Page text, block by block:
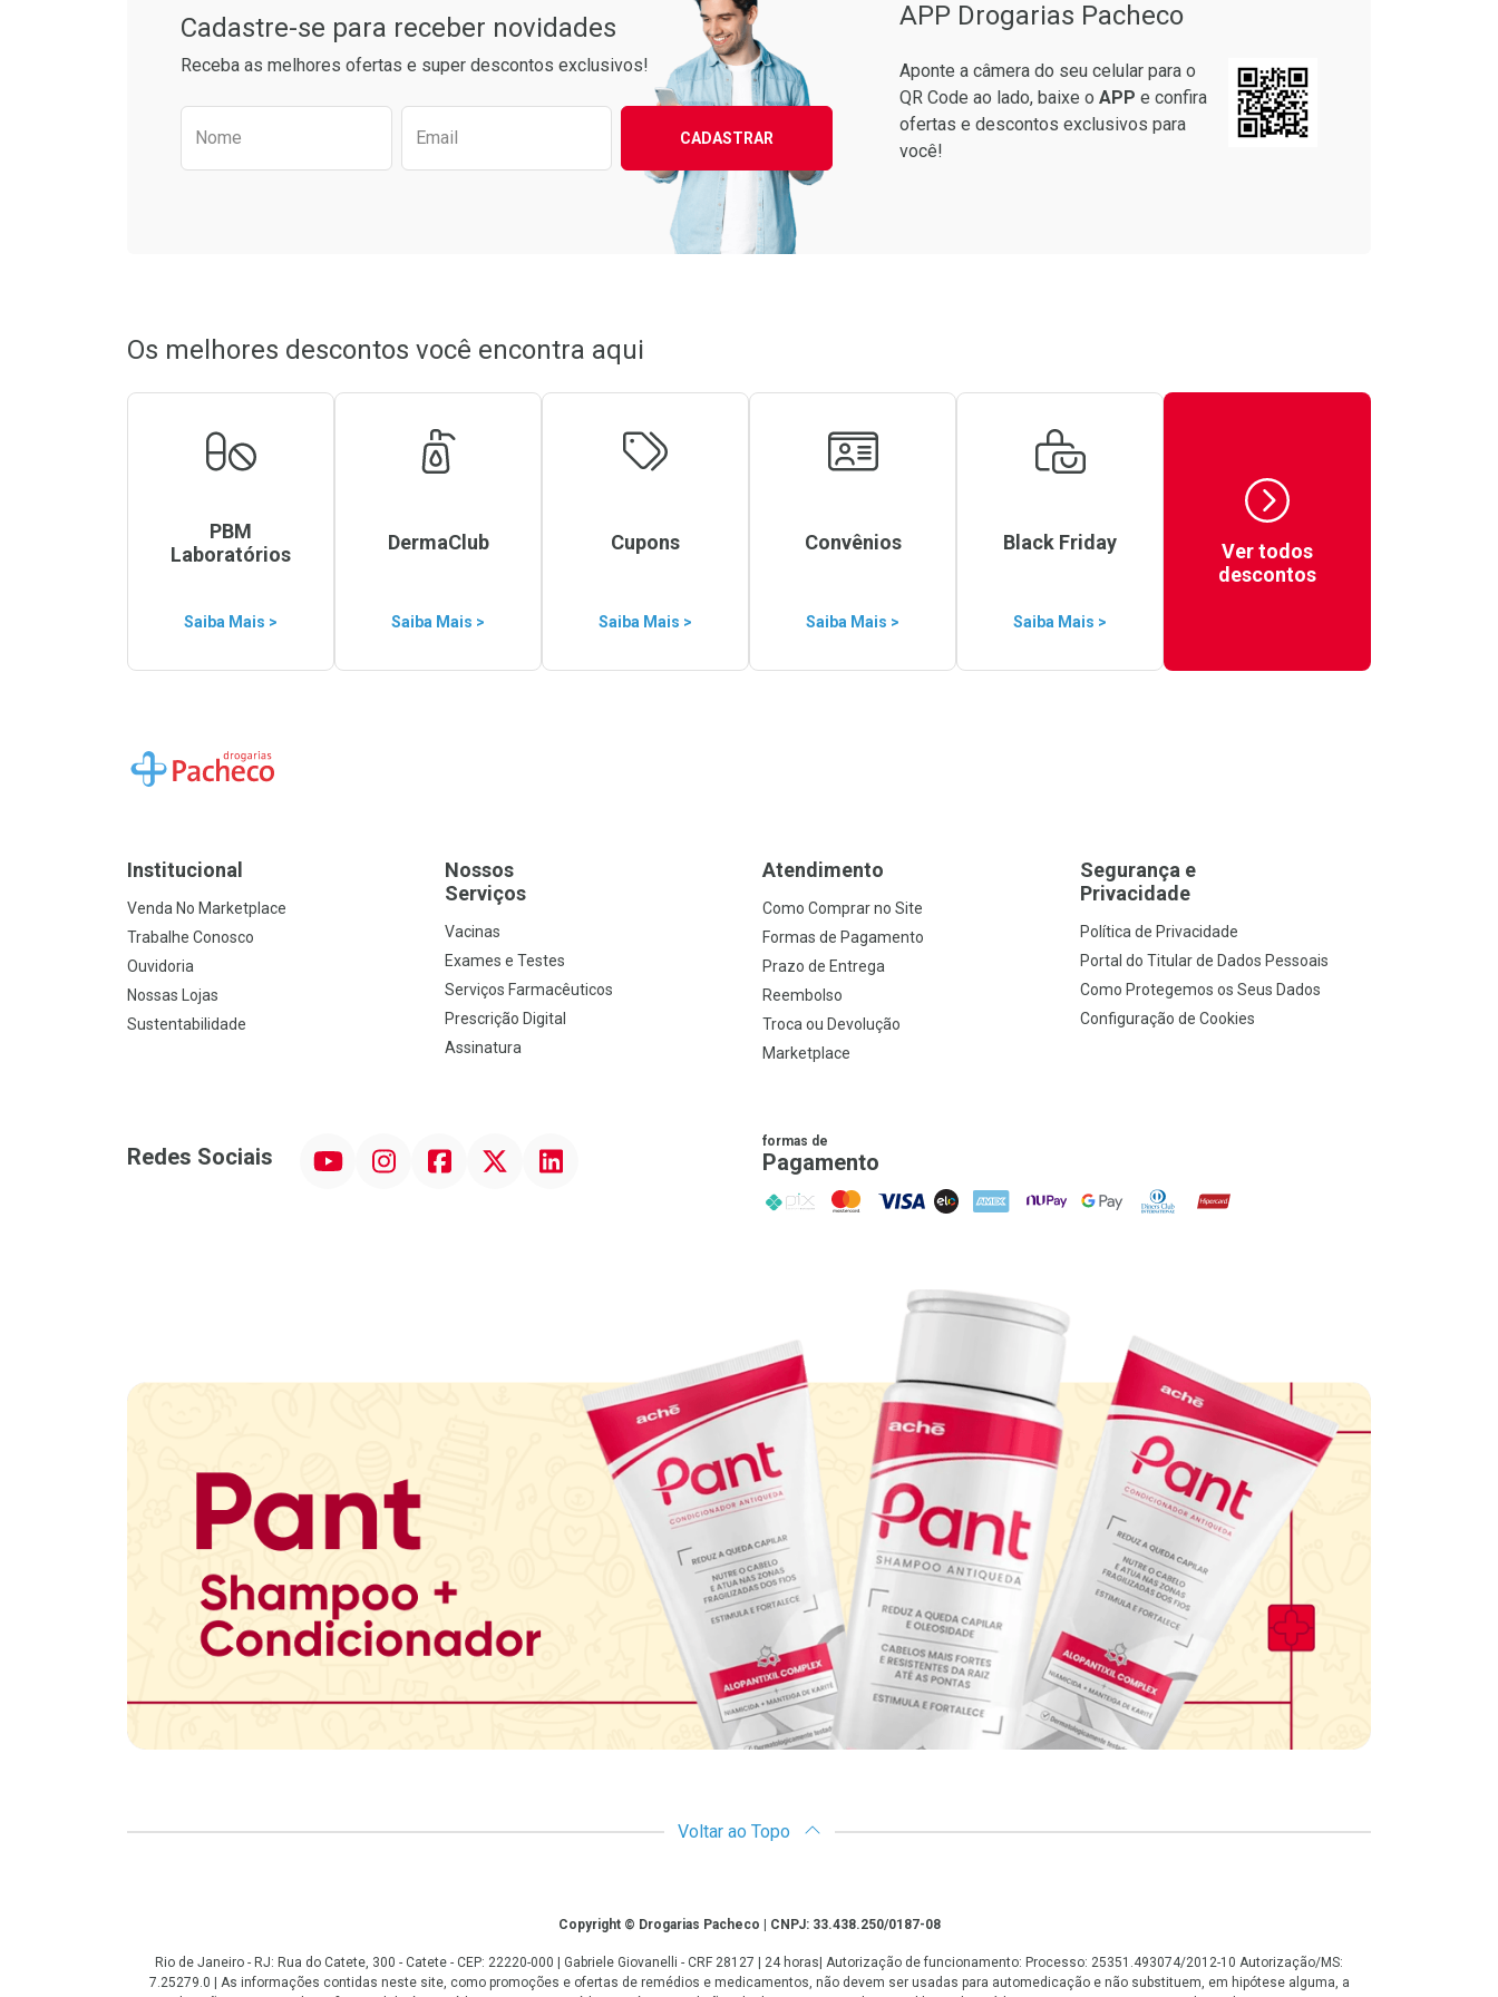
Ver Desconto Convênio Ver Desconto Convênio
Cadastre-se para receber novidades
Receba as melhores ofertas e super descontos exclusivos!
Preencha o formulário abaixo para receber as melhores ofertas:
Nome Email CADASTRAR
APP Drogarias Pacheco
Aponte a câmera do seu celular para o
QR Code ao lado, baixe o APP e confira
ofertas e descontos exclusivos para
você!
Os melhores descontos você encontra aqui
PBM
Laboratórios
Saiba Mais >
DermaClub
Saiba Mais >
Cupons
Saiba Mais >
Convênios
Saiba Mais >
Black Friday
Saiba Mais >
Ver todos
descontos
Ir para a Home
Institucional
Venda No Marketplace
Trabalhe Conosco
Ouvidoria
Nossas Lojas
Sustentabilidade
Nossos
Serviços
Vacinas
Exames e Testes
Serviços Farmacêuticos
Prescrição Digital
Assinatura
Atendimento
Como Comprar no Site
Formas de Pagamento
Prazo de Entrega
Reembolso
Troca ou Devolução
Marketplace
Segurança e
Privacidade
Política de Privacidade
Portal do Titular de Dados Pessoais
Como Protegemos os Seus Dados
Configuração de Cookies
Redes Sociais InstagramFacebookTwitter Linkedin formas de
Pagamento
PIX MasterCard
VISA ELO AMEX NuPay Google PayDiners ClubHipercard
Voltar ao Topo
Copyright © Drogarias Pacheco | CNPJ: 33.438.250/0187-08
Rio de Janeiro - RJ: Rua do Catete, 300 - Catete - CEP: 22220-000 | Gabriele Giovanelli - CRF 28127 | 24 horas| Autorização de funcionamento: Processo: 25351.493074/2012-10 Autorização/MS:
7.25279.0 | As informações contidas neste site, como promoções e ofertas de remédios e medicamentos, não devem ser usadas para automedicação e não substituem, em hipótese alguma, a